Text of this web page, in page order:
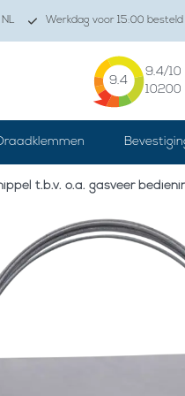
Werkdag voor 15:00
9.4
9.4/10
10200
nippel t.b.v. o.a. gasveer